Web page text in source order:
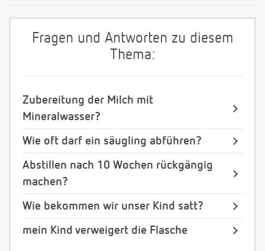
Fragen und Antworten zu diesem
Thema:
Zubereitung der Milch mit
Mineralwasser?
Wie oft darf ein säugling abführen?
Abstillen nach 10 Wochen rückgängig
machen?
Wie bekommen wir unser Kind satt?
mein Kind verweigert die Flasche